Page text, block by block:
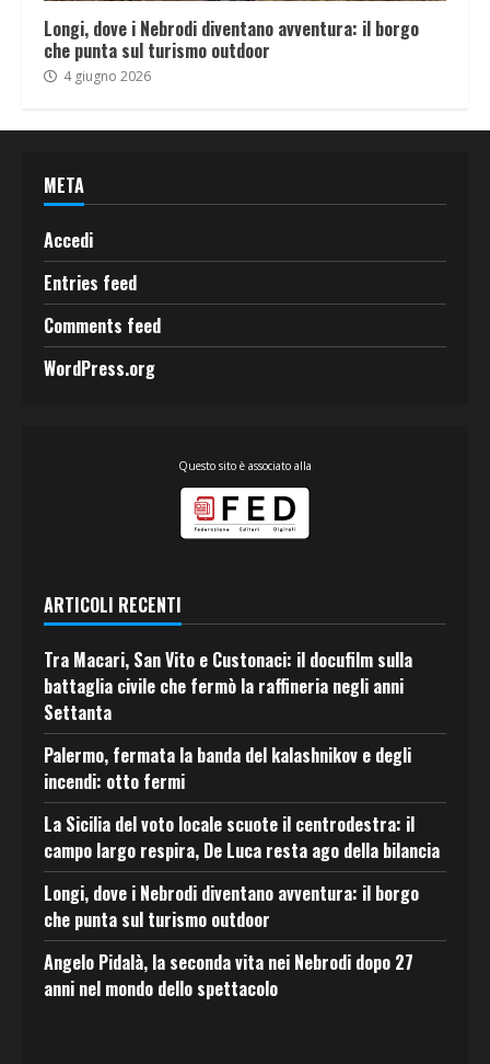
Longi, dove i Nebrodi diventano avventura: il borgo
che punta sul turismo outdoor
4 giugno 2026
META
Accedi
Entries feed
Comments feed
WordPress.org
Questo sito è associato alla
ARTICOLI RECENTI
Tra Macari, San Vito e Custonaci: il docufilm sulla
battaglia civile che fermò la raffineria negli anni
Settanta
Palermo, fermata la banda del kalashnikov e degli
incendi: otto fermi
La Sicilia del voto locale scuote il centrodestra: il
campo largo respira, De Luca resta ago della bilancia
Longi, dove i Nebrodi diventano avventura: il borgo
che punta sul turismo outdoor
Angelo Pidalà, la seconda vita nei Nebrodi dopo 27
anni nel mondo dello spettacolo